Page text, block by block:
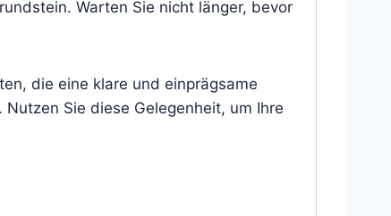
Warten Sie nicht länger, bevor
die eine klare und einprägsame
Sie diese Gelegenheit, um Ihre